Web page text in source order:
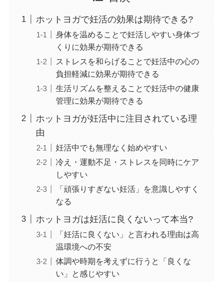
ホットヨガで妊活の効果は期待できる?
身体を温めることで妊活しやすい身体づ
くりに効果が期待できる
ストレスを和らげることで妊活中の心の
負担軽減に効果が期待できる
生活リズムを整えることで妊活中の健康
管理に効果が期待できる
ホットヨガが妊活中に注目されている理
由
妊活中でも無理なく始めやすい
冷え・運動不足・ストレスを同時にケア
しやすい
「頑張りすぎない妊活」を意識しやすく
なる
ホットヨガは妊活に良くないって本当?
「妊活に良くない」と言われる理由は高
温環境への不安
体調や時期を考えずに行うと「良くな
い」と感じやすい